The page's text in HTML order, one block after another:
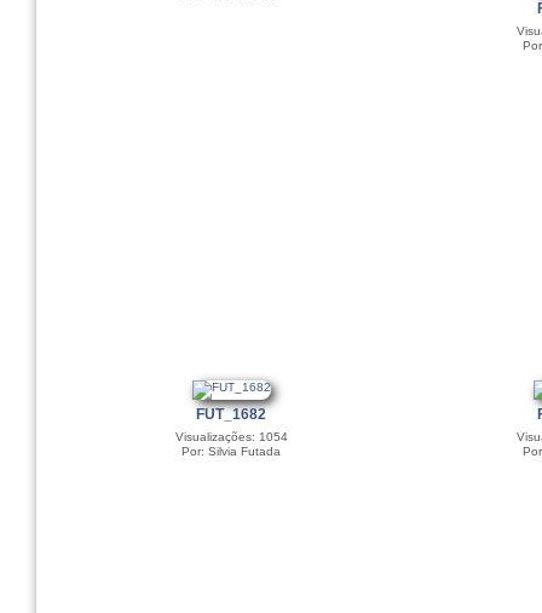
FUT_1682
Visualizações: 1054
Por: Silvia Futada